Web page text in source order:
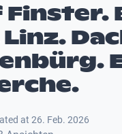
Finster.
at 26. Feb. 2026